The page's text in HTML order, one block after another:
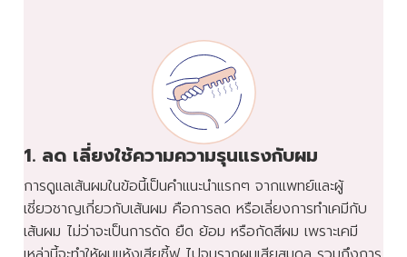
1. ลด เลี่ยงใช้ความความรุนแรงกับผม
การดูแลเส้นผมในข้อนี้เป็นคำแนะนำแรกๆ จากแพทย์และผู้
เชี่ยวชาญเกี่ยวกับเส้นผม คือการลด หรือเลี่ยงการทำเคมีกับ
เส้นผม ไม่ว่าจะเป็นการดัด ยืด ย้อม หรือกัดสีผม เพราะเคมี